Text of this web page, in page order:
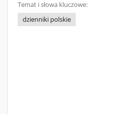
Temat i słowa kluczowe:
dzienniki polskie